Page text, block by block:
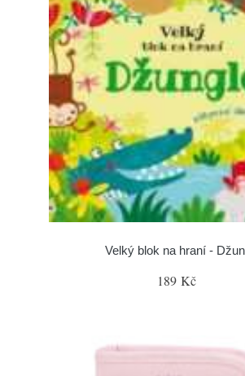
Velký blok na hraní -
189 Kč